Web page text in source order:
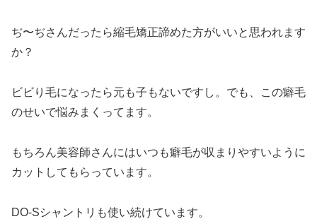
ぢ〜ぢさんだったら縮毛矯正諦めた方がいいと思われます
か？
ビビり毛になったら元も子もないですし。でも、この癖毛
のせいで悩みまくってます。
もちろん美容師さんにはいつも癖毛が収まりやすいように
カットしてもらっています。
DO-Sシャントリも使い続けています。